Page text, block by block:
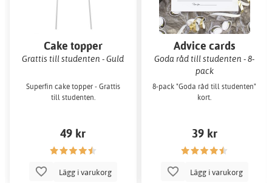
Cake topper
Grattis till studenten - Guld
Superfin cake topper - Grattis
till studenten.
49 kr
Lägg i varukorg
Advice cards
Goda råd till studenten - 8-
pack
8-pack "Goda råd till studenten"
kort.
39 kr
Lägg i varukorg